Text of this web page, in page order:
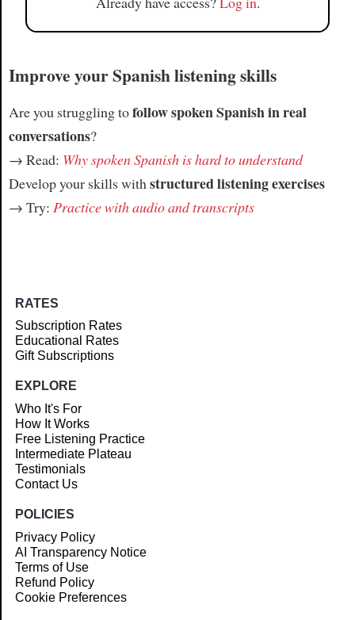
Improve your Spanish listening skills
Are you struggling tofollow spoken Spanish in real
conversations?
→ Read: Why spoken Spanish is hard to understand
Develop your skills withstructured listening exercises
→ Try: Practice with audio and transcripts
RATES
Subscription Rates
Educational Rates
Gift Subscriptions
EXPLORE
Who It's For
How It Works
Free Listening Practice
Intermediate Plateau
Testimonials
Contact Us
POLICIES
Privacy Policy
AI Transparency Notice
Terms of Use
Refund Policy
Cookie Preferences